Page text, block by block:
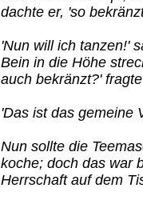
dachte er, 'so
'Nun will ich tanzen!'
Bein in die Höhe
auch bekränzt?'
'Das ist das gemeine
Nun sollte die
koche; doch das war
Herrschaft auf dem